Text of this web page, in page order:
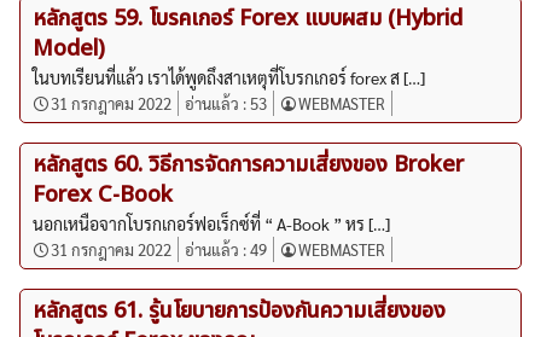
หลักสูตร 59. โบรคเกอร์ Forex แบบผสม (Hybrid
Model)
ในบทเรียนที่แล้ว เราได้พูดถึงสาเหตุที่โบรกเกอร์ forex ส […]
31 กรกฎาคม 2022 อ่านแล้ว :53 WEBMASTER
หลักสูตร 60. วิธีการจัดการความเสี่ยงของ Broker
Forex C-Book
นอกเหนือจากโบรกเกอร์ฟอเร็กซ์ที่ “ A-Book ” หร […]
31 กรกฎาคม 2022 อ่านแล้ว :49 WEBMASTER
หลักสูตร 61. รู้นโยบายการป้องกันความเสี่ยงของ